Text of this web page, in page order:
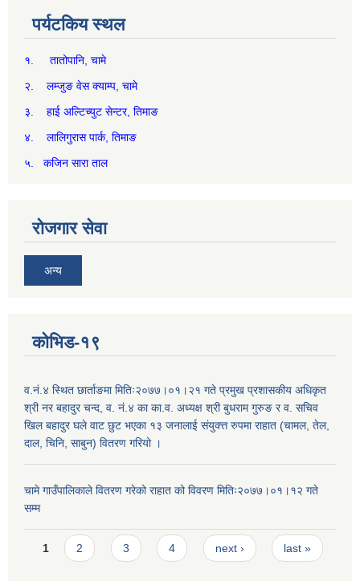
पर्यटकिय स्थल
१. तातोपानि, चामे
२. लम्जुङ वेस क्याम्प, चामे
३. हाई अल्टिच्युट सेन्टर, तिमाङ
४. लालिगुरास पार्क, तिमाङ
५. कजिन सारा ताल
रोजगार सेवा
अन्य
कोभिड-१९
व.नं.४ स्थित छार्ताङमा मितिः२०७७।०१।२१ गते प्रमुख प्रशासकीय अधिकृत
श्री नर बहादुर चन्द, व. नं.४ का का.व. अध्यक्ष श्री बुधराम गुरुङ र व. सचिव
खिल बहादुर घले वाट छुट भएका १३ जनालाई संयुक्त्त रुपमा राहात (चामल, तेल,
दाल, चिनि, साबुन) वितरण गरियो ।
चामे गाउँपालिकाले वितरण गरेको राहात को विवरण मितिः२०७७।०१।१२ गते
सम्म
Pages
1 2 3 4 next › last »